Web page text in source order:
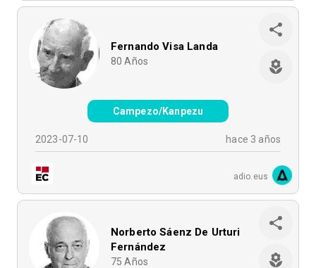
Fernando Visa Landa
80 Años
Campezo/Kanpezu
2023-07-10 hace 3 años
adio.eus
Norberto Sáenz De Urturi
Fernández
75 Años